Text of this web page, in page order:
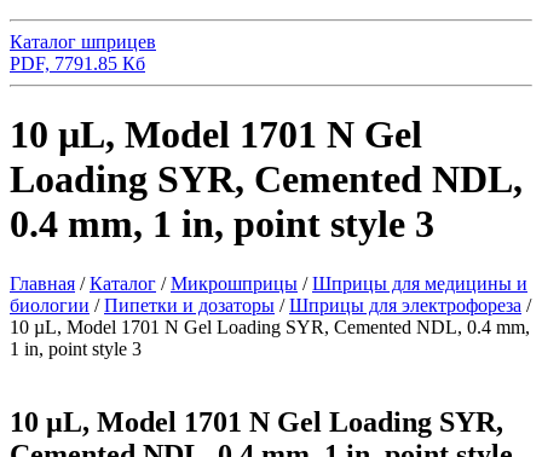
Каталог шприцев
PDF, 7791.85 Кб
10 µL, Model 1701 N Gel
Loading SYR, Cemented NDL,
0.4 mm, 1 in, point style 3
Главная /Каталог /Микрошприцы /Шприцы для медицины и
биологии /Пипетки и дозаторы /Шприцы для электрофореза /
10 µL, Model 1701 N Gel Loading SYR, Cemented NDL, 0.4 mm,
1 in, point style 3
10 µL, Model 1701 N Gel Loading SYR,